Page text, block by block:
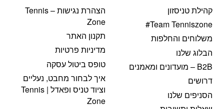
קהילת טניסזון
Team Tenniszone#
משלוחים והחלפות
הבלוג שלנו
B2B – מועדונים ומאמנים
דרושים
הסניפים שלנו
הצהרת נגישות – Tennis
Zone
תקנון האתר
מדיניות פרטיות
טופס ביטול עסקה
איך לבחור מחבט, נעליים
וציוד טניס ופאדל | Tennis
Zone